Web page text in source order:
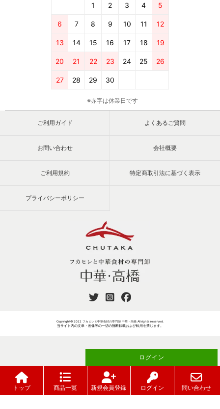
ご注文には
ログイン
が必要です
1 2 3 4 5
6 7 8 9 10 11 12
13 14 15 16 17 18 19
20 21 22 23 24 25 26
27 28 29 30
※赤字は休業日です
ご利用ガイド よくあるご質問
お問い合わせ 会社概要
ご利用規約 特定商取引法に基づく表示
プライバシーポリシー
Copyright© 2022 フカヒレと中華食材の専門卸 中華・高橋All rights reserved.
当サイト内の文章・画像等の一切の無断転載および転用を禁じます。
トップ 商品一覧 新規会員登録 ログイン 問い合わせ